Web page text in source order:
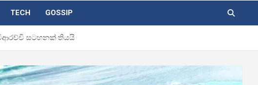
TECH GOSSIP
සටහනක් තියයි